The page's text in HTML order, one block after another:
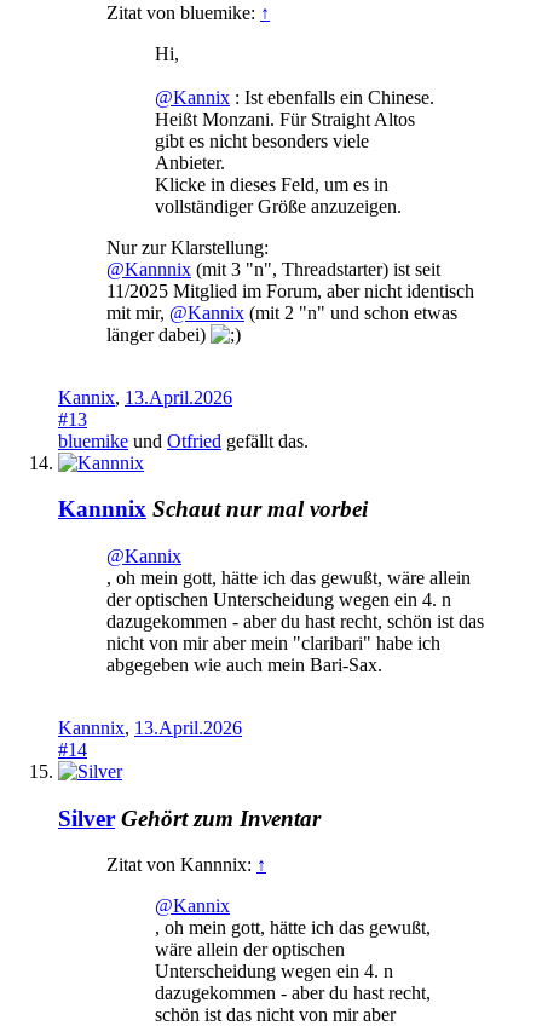
Zitat von bluemike: ↑
Hi,
@Kannix : Ist ebenfalls ein Chinese.
Heißt Monzani. Für Straight Altos
gibt es nicht besonders viele
Anbieter.
Klicke in dieses Feld, um es in
vollständiger Größe anzuzeigen.
Nur zur Klarstellung:
@Kannnix (mit 3 "n", Threadstarter) ist seit
11/2025 Mitglied im Forum, aber nicht identisch
mit mir, @Kannix (mit 2 "n" und schon etwas
länger dabei)
Kannix, 13.April.2026
#13
bluemike und Otfried gefällt das.
Kannnix Schaut nur mal vorbei
@Kannix
, oh mein gott, hätte ich das gewußt, wäre allein
der optischen Unterscheidung wegen ein 4. n
dazugekommen - aber du hast recht, schön ist das
nicht von mir aber mein "claribari" habe ich
abgegeben wie auch mein Bari-Sax.
Kannnix, 13.April.2026
#14
Silver Gehört zum Inventar
Zitat von Kannnix: ↑
@Kannix
, oh mein gott, hätte ich das gewußt,
wäre allein der optischen
Unterscheidung wegen ein 4. n
dazugekommen - aber du hast recht,
schön ist das nicht von mir aber